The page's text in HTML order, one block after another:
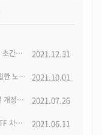
KB증권 M-able 개인연금저축계좌 입금 안될 때 초간단 해결방법 (0)
2021.12.31
VTI ETF 적립식 투자로 노후자금 준비하기 | 궁핍한 노후를 보내기 싫다면... 2021.10.01
ISA 계좌 장단점 및 활용법 핵심만 정리 (2021년 개정안 반영) (2)
2021.07.26
TDF(Target Date Fund) 펀드란? 장단점 및 ETF 차이점 정리 (2)
2021.06.11